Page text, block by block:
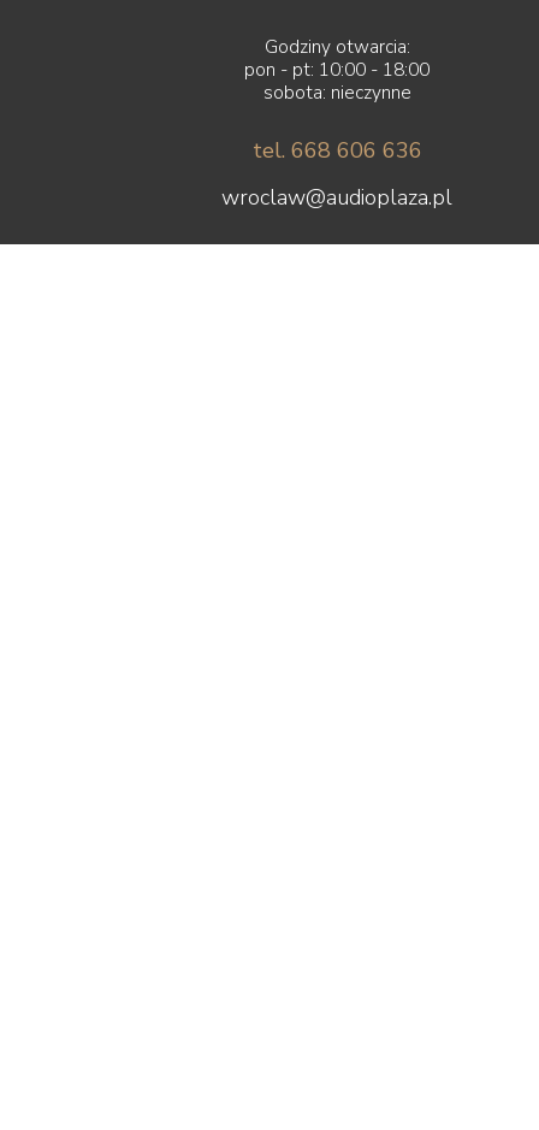
Godziny otwarcia:
pon - pt: 10:00 - 18:00
sobota: nieczynne
tel. 668 606 636
wroclaw@audioplaza.pl